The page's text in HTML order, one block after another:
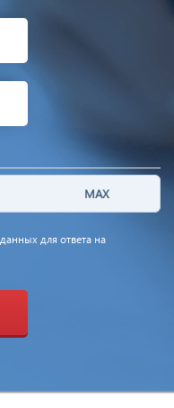
MAX
для ответа на